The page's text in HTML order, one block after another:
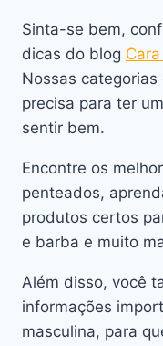
Sinta-se bem,
dicas do blog
Nossas
precisa para ter
sentir bem.
Encontre os
penteados,
produtos certos
e barba e muito
Além disso, você
informações
masculina, para